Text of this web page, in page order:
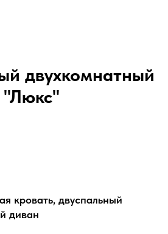
двухкомнатный
"Люкс"
кровать, двуспальный
диван